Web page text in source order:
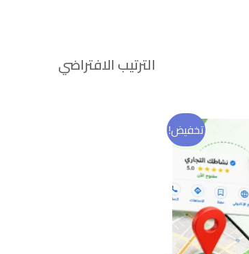
تخفيض!
السعر
الحالي
هو:
900,00 ر.س.